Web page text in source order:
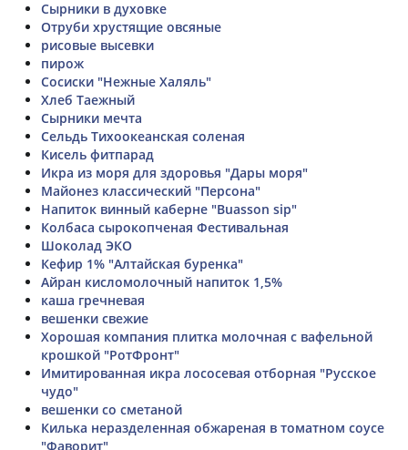
Сырники в духовке
Отруби хрустящие овсяные
рисовые высевки
пирож
Сосиски "Нежные Халяль"
Хлеб Таежный
Сырники мечта
Сельдь Тихоокеанская соленая
Кисель фитпарад
Икра из моря для здоровья "Дары моря"
Майонез классический "Персона"
Напиток винный каберне "Buasson sip"
Колбаса сырокопченая Фестивальная
Шоколад ЭКО
Кефир 1% "Алтайская буренка"
Айран кисломолочный напиток 1,5%
каша гречневая
вешенки свежие
Хорошая компания плитка молочная с вафельной
крошкой "РотФронт"
Имитированная икра лососевая отборная "Русское
чудо"
вешенки со сметаной
Килька неразделенная обжареная в томатном соусе
"Фаворит"